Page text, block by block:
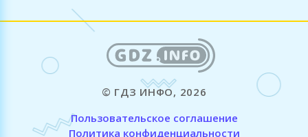
© ГДЗ ИНФО, 2026
Пользовательское соглашение
Политика конфиденциальности